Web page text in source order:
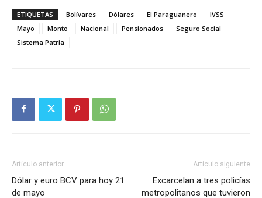
ETIQUETAS Bolívares Dólares El Paraguanero
IVSS
Mayo
Monto Nacional Pensionados
Seguro Social
Sistema Patria
Artículo anterior
Dólar y euro BCV para hoy 21
de mayo
Artículo siguiente
Excarcelan a tres policías
metropolitanos que tuvieron